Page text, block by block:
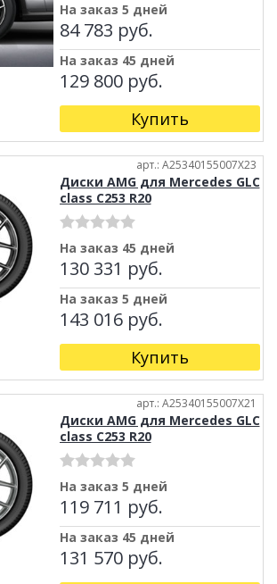
На заказ 5 дней
84 783 руб.
На заказ 45 дней
129 800 руб.
Купить
арт.: A25340155007X23
Диски AMG для Mercedes GLC
class C253 R20
На заказ 45 дней
130 331 руб.
На заказ 5 дней
143 016 руб.
Купить
арт.: A25340155007X21
Диски AMG для Mercedes GLC
class C253 R20
На заказ 5 дней
119 711 руб.
На заказ 45 дней
131 570 руб.